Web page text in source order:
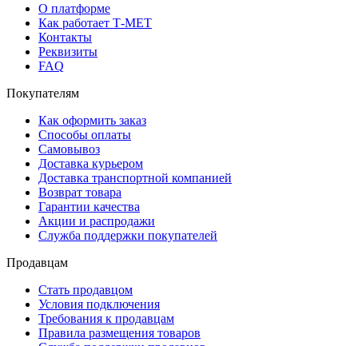
О платформе
Как работает Т-МЕТ
Контакты
Реквизиты
FAQ
Покупателям
Как оформить заказ
Способы оплаты
Самовывоз
Доставка курьером
Доставка транспортной компанией
Возврат товара
Гарантии качества
Акции и распродажи
Служба поддержки покупателей
Продавцам
Стать продавцом
Условия подключения
Требования к продавцам
Правила размещения товаров